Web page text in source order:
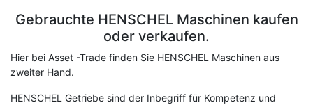
Term
Gebrauchte HENSCHEL Maschinen kaufen
oder verkaufen.
Hier bei Asset -Trade finden Sie HENSCHEL Maschinen aus
zweiter Hand.
HENSCHEL Getriebe sind der Inbegriff für Kompetenz und